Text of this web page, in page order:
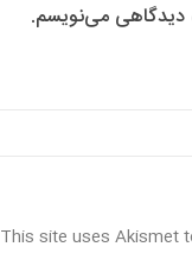
دیدگاهی می‌نویسم.
This site uses Akismet